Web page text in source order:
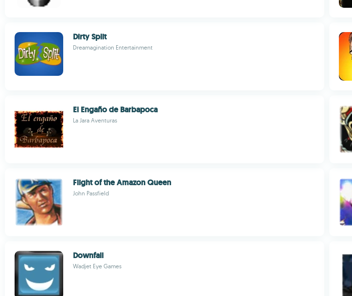
Dirty Split
Dreamagination Entertainment
El Engaño de Barbapoca
La Jara Aventuras
Flight of the Amazon Queen
John Passfield
Downfall
Wadjet Eye Games